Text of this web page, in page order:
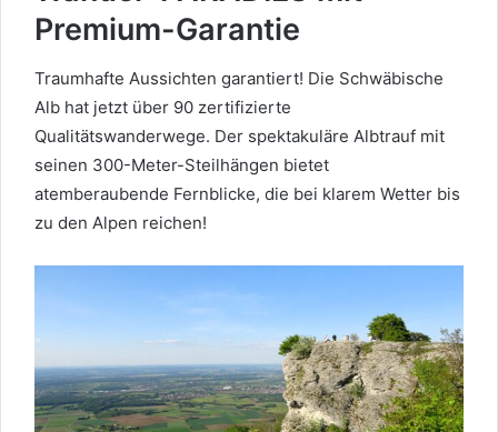
Premium-Garantie
Traumhafte Aussichten garantiert! Die Schwäbische
Alb hat jetzt über 90 zertifizierte
Qualitätswanderwege. Der spektakuläre Albtrauf mit
seinen 300-Meter-Steilhängen bietet
atemberaubende Fernblicke, die bei klarem Wetter bis
zu den Alpen reichen!